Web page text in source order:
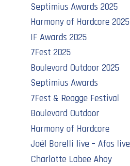
Septimius Awards 2025
Harmony of Hardcore 2025
IF Awards 2025
7Fest 2025
Boulevard Outdoor 2025
Septimius Awards
7Fest & Reagge Festival
Boulevard Outdoor
Harmony of Hardcore
Joël Borelli live – Afas live
Charlotte Labee Ahoy